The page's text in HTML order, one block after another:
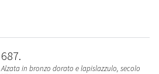
687
Alzata in bronzo dorato e lapislazzulo, secolo